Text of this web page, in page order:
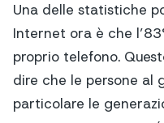
Una delle statistiche
Internet ora è che
proprio telefono.
dire che le persone al
particolare le